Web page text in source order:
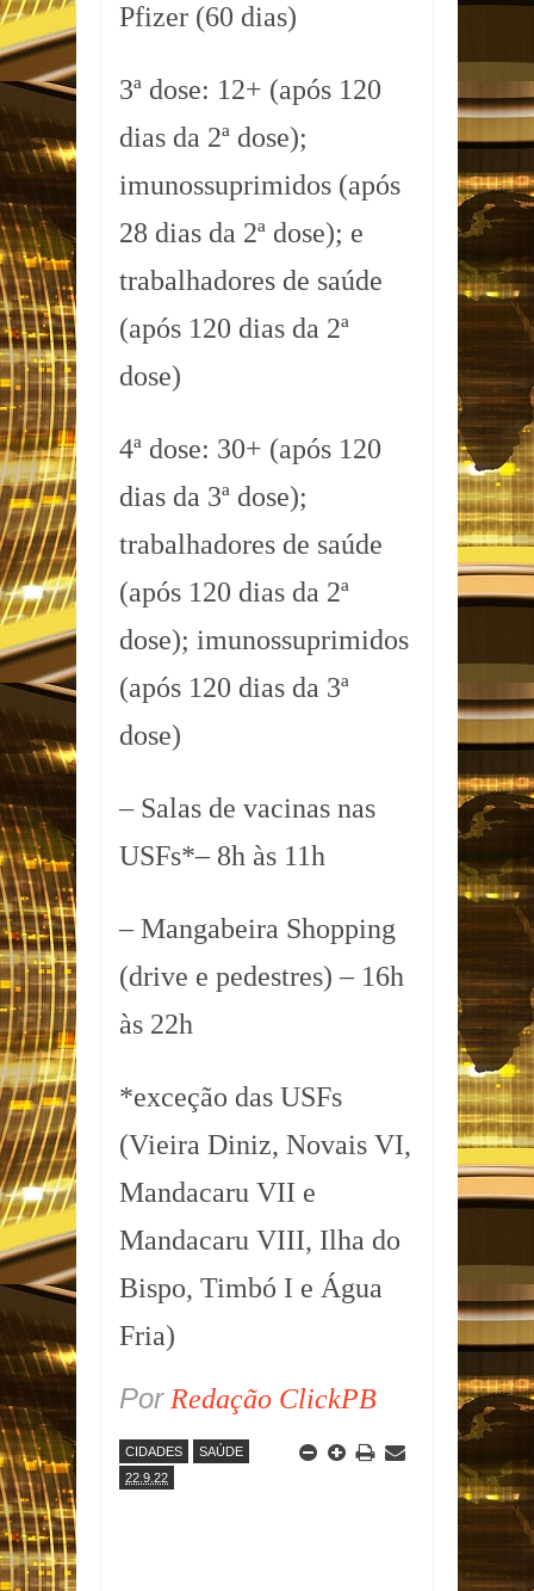
Pfizer (60 dias)
3ª dose: 12+ (após 120
dias da 2ª dose);
imunossuprimidos (após
28 dias da 2ª dose); e
trabalhadores de saúde
(após 120 dias da 2ª
dose)
4ª dose: 30+ (após 120
dias da 3ª dose);
trabalhadores de saúde
(após 120 dias da 2ª
dose); imunossuprimidos
(após 120 dias da 3ª
dose)
– Salas de vacinas nas
USFs*– 8h às 11h
– Mangabeira Shopping
(drive e pedestres) – 16h
às 22h
*exceção das USFs
(Vieira Diniz, Novais VI,
Mandacaru VII e
Mandacaru VIII, Ilha do
Bispo, Timbó I e Água
Fria)
Por Redação ClickPB
CIDADES
SAÚDE
22.9.22